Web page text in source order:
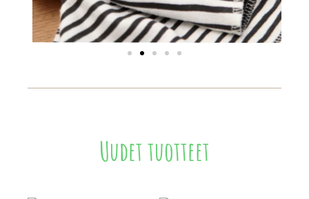
Uudet tuotteet